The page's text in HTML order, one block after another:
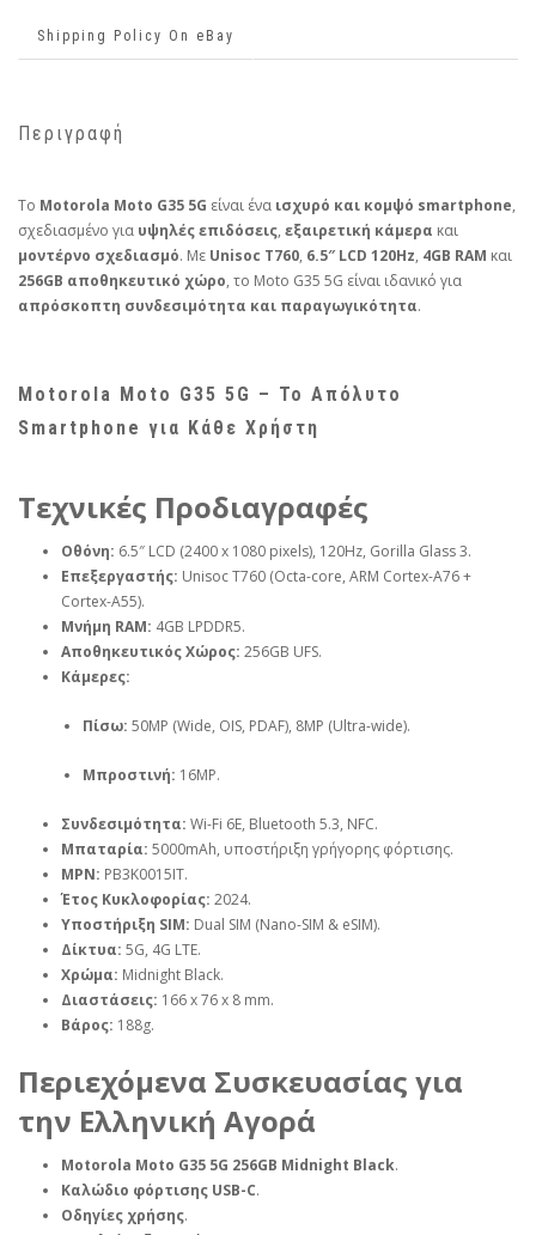
Shipping Policy On eBay
Περιγραφή
Το Motorola Moto G35 5G είναι ένα ισχυρό και κομψό smartphone,
σχεδιασμένο για υψηλές επιδόσεις, εξαιρετική κάμερα και
μοντέρνο σχεδιασμό. Με Unisoc T760, 6.5″ LCD 120Hz, 4GB RAM και
256GB αποθηκευτικό χώρο, το Moto G35 5G είναι ιδανικό για
απρόσκοπτη συνδεσιμότητα και παραγωγικότητα.
Motorola Moto G35 5G – Το Απόλυτο
Smartphone για Κάθε Χρήστη
Τεχνικές Προδιαγραφές
Οθόνη: 6.5″ LCD (2400 x 1080 pixels), 120Hz, Gorilla Glass 3.
Επεξεργαστής: Unisoc T760 (Octa-core, ARM Cortex-A76 +
Cortex-A55).
Μνήμη RAM: 4GB LPDDR5.
Αποθηκευτικός Χώρος: 256GB UFS.
Κάμερες:
Πίσω: 50MP (Wide, OIS, PDAF), 8MP (Ultra-wide).
Μπροστινή: 16MP.
Συνδεσιμότητα: Wi-Fi 6E, Bluetooth 5.3, NFC.
Μπαταρία: 5000mAh, υποστήριξη γρήγορης φόρτισης.
MPN: PB3K0015IT.
Έτος Κυκλοφορίας: 2024.
Υποστήριξη SIM: Dual SIM (Nano-SIM & eSIM).
Δίκτυα: 5G, 4G LTE.
Χρώμα: Midnight Black.
Διαστάσεις: 166 x 76 x 8 mm.
Βάρος: 188g.
Περιεχόμενα Συσκευασίας για
την Ελληνική Αγορά
Motorola Moto G35 5G 256GB Midnight Black.
Καλώδιο φόρτισης USB-C.
Οδηγίες χρήσης.